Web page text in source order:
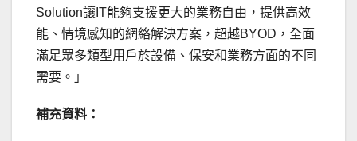
Solution讓IT能夠支援更大的業務自由，提供高效
能、情境感知的網絡解決方案，超越BYOD，全面
滿足眾多類型用戶於設備、保安和業務方面的不同
需要。」
補充資料：